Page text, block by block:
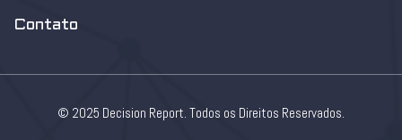
Contato
© 2025 Decision Report. Todos os Direitos Reservados.